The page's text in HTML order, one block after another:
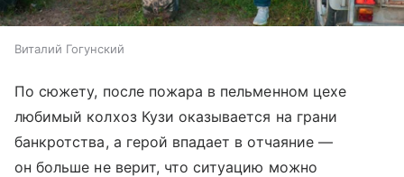
Виталий Гогунский
По сюжету, после пожара в пельменном цехе
любимый колхоз Кузи оказывается на грани
банкротства, а герой впадает в отчаяние —
он больше не верит, что ситуацию можно